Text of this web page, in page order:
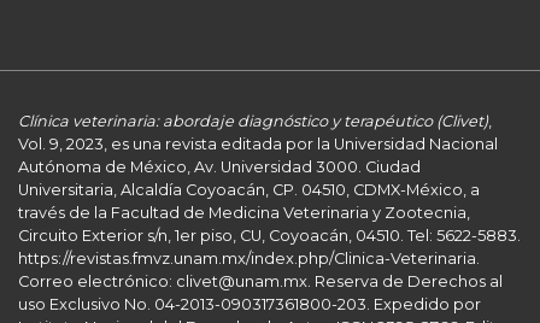
Clínica veterinaria: abordaje diagnóstico y terapéutico (Clivet),
Vol. 9, 2023, es una revista editada por la Universidad Nacional
Autónoma de México, Av. Universidad 3000. Ciudad
Universitaria, Alcaldía Coyoacán, CP. 04510, CDMX-México, a
través de la Facultad de Medicina Veterinaria y Zootecnia,
Circuito Exterior s/n, 1er piso, CU, Coyoacán, 04510. Tel: 5622-5883.
https://revistas.fmvz.unam.mx/index.php/Clinica-Veterinaria.
Correo electrónico: clivet@unam.mx. Reserva de Derechos al
uso Exclusivo No. 04-2013-090317361800-203. Expedido por